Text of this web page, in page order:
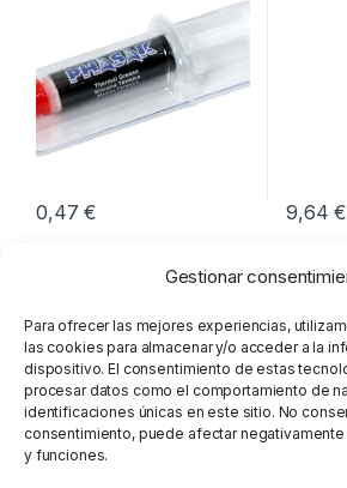
Gestionar
Para ofrecer las mejores experiencias,
las cookies para almacenar y/o acceder a la
dispositivo. El consentimiento de estas
procesar datos como el comportamiento de
identificaciones únicas en este sitio. No
consentimiento, puede afectar
y funciones.
0,47€ 9,64€